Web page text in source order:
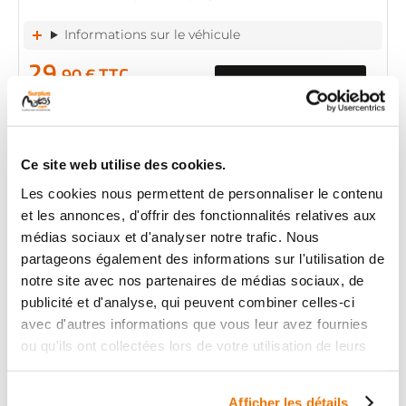
Ce site web utilise des cookies.
Les cookies nous permettent de personnaliser le contenu
et les annonces, d'offrir des fonctionnalités relatives aux
médias sociaux et d'analyser notre trafic. Nous
partageons également des informations sur l'utilisation de
notre site avec nos partenaires de médias sociaux, de
publicité et d'analyse, qui peuvent combiner celles-ci
avec d'autres informations que vous leur avez fournies
ou qu'ils ont collectées lors de votre utilisation de leurs
Afficher les détails
Informations sur le véhicule
29,90 € TTC
en stock
Ajouter au panier
+ de photos
HABILLAGE DE CADRE
GAUCHE
RÉF :51809
KAWASAKI Z 650 650
2021 - 2023
Informations sur le véhicule
28,90 € TTC Ajouter au panier